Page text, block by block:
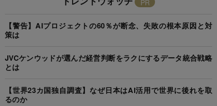
【警告】AIプロジェクトの60％が断念、失敗の根本原因と対
策は
JVCケンウッドが選んだ経営判断をラクにするデータ統合戦略
とは
【世界23カ国独自調査】なぜ日本はAI活用で世界に後れを取
るのか